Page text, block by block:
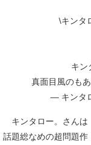
\キンタ
キン
真面目風のも
— キンタ
キンタロー。さんは
話題総なめの超問題